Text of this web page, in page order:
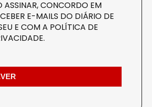
ASSINAR, CONCORDO EM
E-MAILS DO DIÁRIO DE
E COM A POLÍTICA DE
.